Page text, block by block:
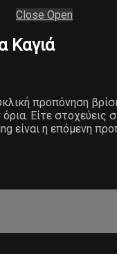
Close Open
Καγιά
προπόνηση
Είτε στοχεύεις
είναι η επόμενη